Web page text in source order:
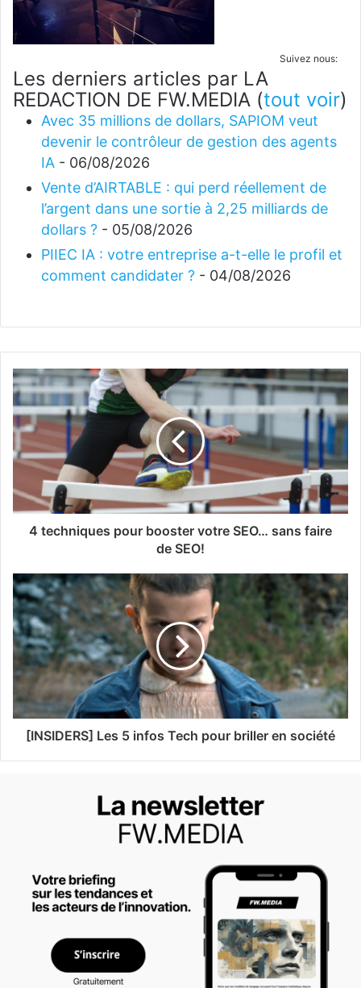
Suivez nous:
Les derniers articles par LA
REDACTION DE FW.MEDIA (tout voir)
Avec 35 millions de dollars, SAPIOM veut
devenir le contrôleur de gestion des agents
IA - 06/08/2026
Vente d’AIRTABLE : qui perd réellement de
l’argent dans une sortie à 2,25 milliards de
dollars ? - 05/08/2026
PIIEC IA : votre entreprise a-t-elle le profil et
comment candidater ? - 04/08/2026
4 techniques pour booster votre SEO… sans faire
de SEO!
[INSIDERS] Les 5 infos Tech pour briller en société